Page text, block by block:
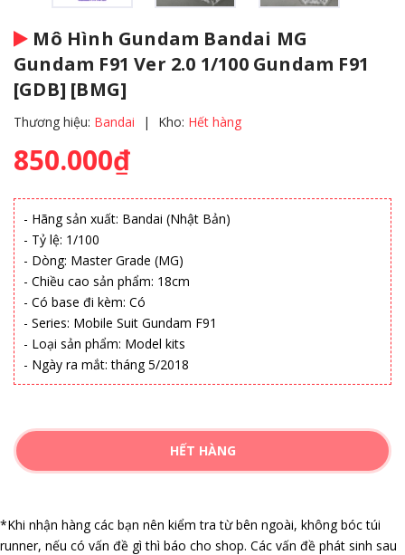
Mô Hình Gundam Bandai MG
Gundam F91 Ver 2.0 1/100 Gundam F91
[GDB] [BMG]
Thương hiệu: Bandai | Kho: Hết hàng
850.000₫
- Hãng sản xuất: Bandai (Nhật Bản)
- Tỷ lệ: 1/100
- Dòng: Master Grade (MG)
- Chiều cao sản phẩm: 18cm
- Có base đi kèm: Có
- Series: Mobile Suit Gundam F91
- Loại sản phẩm: Model kits
- Ngày ra mắt: tháng 5/2018
HẾT HÀNG
*Khi nhận hàng các bạn nên kiểm tra từ bên ngoài, không bóc túi
runner, nếu có vấn đề gì thì báo cho shop. Các vấn đề phát sinh sau